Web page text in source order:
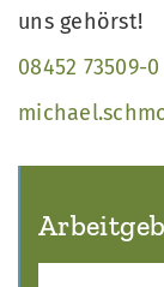
uns gehörst!
­08452 73509-0